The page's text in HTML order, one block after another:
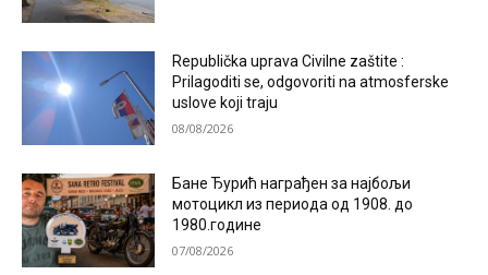
Republička uprava Civilne zaštite :
Prilagoditi se, odgovoriti na atmosferske
uslove koji traju
08/08/2026
Бане Ђурић награђен за најбољи
мотоцикл из периода од 1908. до
1980.године
07/08/2026